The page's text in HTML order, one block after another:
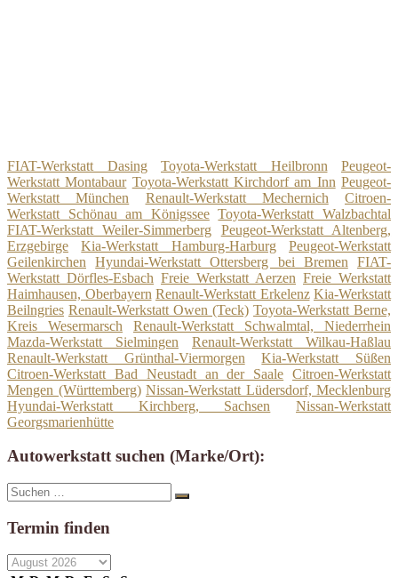
FIAT-Werkstatt Dasing Toyota-Werkstatt Heilbronn
Peugeot-
Werkstatt Montabaur Toyota-Werkstatt Kirchdorf am Inn Peugeot-
Werkstatt München
Renault-Werkstatt Mechernich
Citroen-
Werkstatt Schönau am Königssee Toyota-Werkstatt Walzbachtal
FIAT-Werkstatt Weiler-Simmerberg
Peugeot-Werkstatt Altenberg,
Erzgebirge
Kia-Werkstatt Hamburg-Harburg
Peugeot-Werkstatt
Geilenkirchen
Hyundai-Werkstatt Ottersberg bei Bremen
FIAT-
Werkstatt Dörfles-Esbach Freie Werkstatt Aerzen Freie Werkstatt
Haimhausen, Oberbayern Renault-Werkstatt Erkelenz Kia-Werkstatt
Beilngries Renault-Werkstatt Owen (Teck) Toyota-Werkstatt Berne,
Kreis Wesermarsch
Renault-Werkstatt Schwalmtal, Niederrhein
Mazda-Werkstatt Sielmingen
Renault-Werkstatt Wilkau-Haßlau
Renault-Werkstatt Grünthal-Viermorgen
Kia-Werkstatt Süßen
Citroen-Werkstatt Bad Neustadt an der Saale Citroen-Werkstatt
Mengen (Württemberg) Nissan-Werkstatt Lüdersdorf, Mecklenburg
Hyundai-Werkstatt Kirchberg, Sachsen
Nissan-Werkstatt
Georgsmarienhütte
Autowerkstatt suchen (Marke/Ort):
Suche
nach:
Suchen
Termin finden